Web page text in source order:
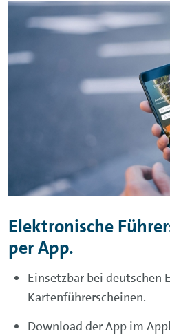
Elektronische
per App.
Einsetzbar bei deutschen
Kartenführerscheinen.
Download der App im